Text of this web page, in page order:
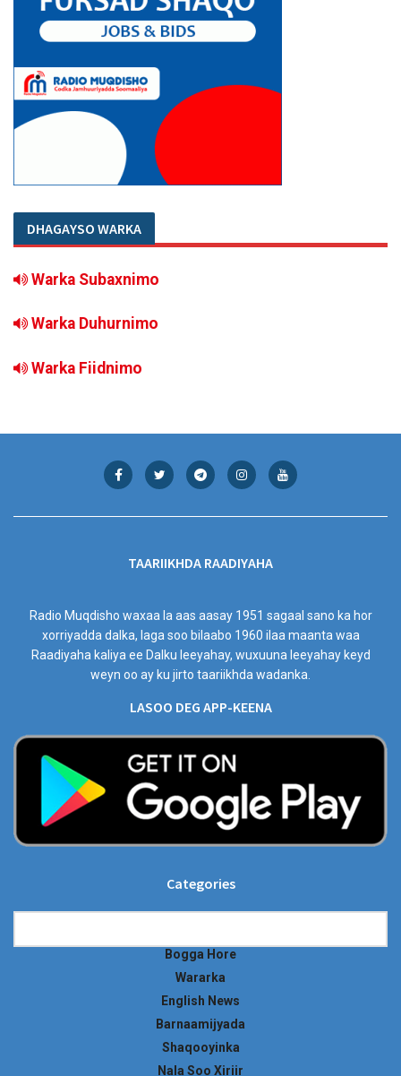
DHAGAYSO WARKA
Warka Subaxnimo
Warka Duhurnimo
Warka Fiidnimo
TAARIIKHDA RAADIYAHA
Radio Muqdisho waxaa la aas aasay 1951 sagaal sano ka hor
xorriyadda dalka, laga soo bilaabo 1960 ilaa maanta waa
Raadiyaha kaliya ee Dalku leeyahay, wuxuuna leeyahay keyd
weyn oo ay ku jirto taariikhda wadanka.
LASOO DEG APP-KEENA
Categories
Bogga Hore
Wararka
English News
Barnaamijyada
Shaqooyinka
Nala Soo Xiriir